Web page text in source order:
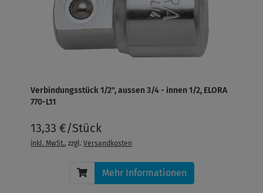
Verbindungsstück 1/2", aussen 3/4 - innen 1/2, ELORA
770-L11
13,33 €/Stück
inkl. MwSt., zzgl.Versandkosten
Mehr Informationen